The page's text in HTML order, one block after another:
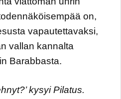
on,
vapautettavaksi,
vallan kannalta
Barabbasta.
kysyi Pilatus.